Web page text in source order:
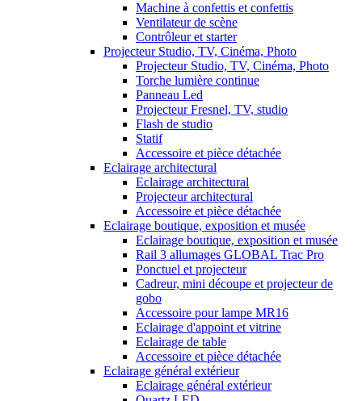
Machine à confettis et confettis
Ventilateur de scène
Contrôleur et starter
Projecteur Studio, TV, Cinéma, Photo
Projecteur Studio, TV, Cinéma, Photo
Torche lumière continue
Panneau Led
Projecteur Fresnel, TV, studio
Flash de studio
Statif
Accessoire et pièce détachée
Eclairage architectural
Eclairage architectural
Projecteur architectural
Accessoire et pièce détachée
Eclairage boutique, exposition et musée
Eclairage boutique, exposition et musée
Rail 3 allumages GLOBAL Trac Pro
Ponctuel et projecteur
Cadreur, mini découpe et projecteur de
gobo
Accessoire pour lampe MR16
Eclairage d'appoint et vitrine
Eclairage de table
Accessoire et pièce détachée
Eclairage général extérieur
Eclairage général extérieur